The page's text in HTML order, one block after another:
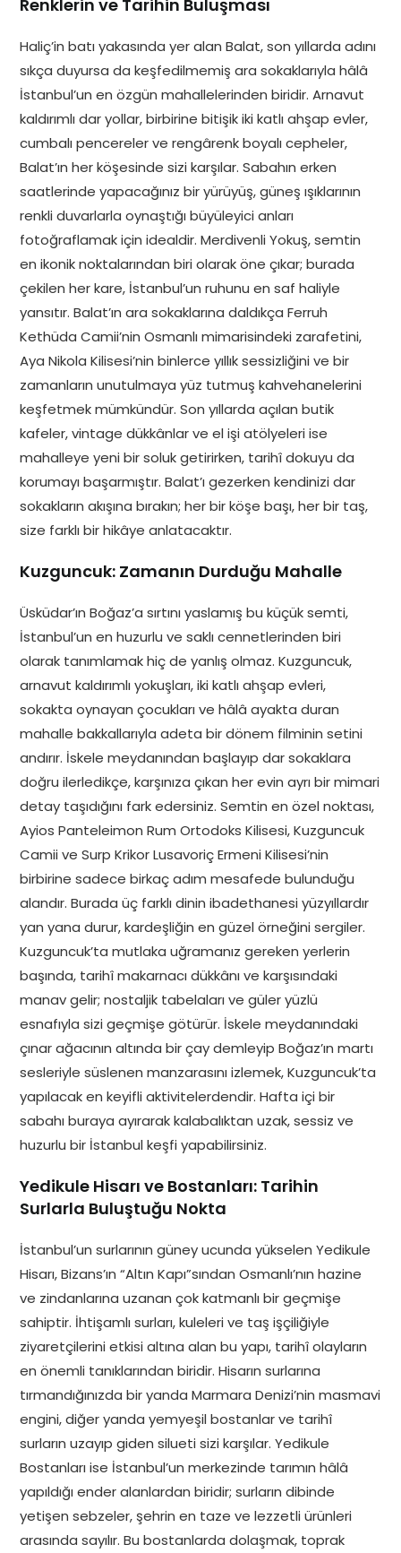
Renklerin ve Tarihin Buluşması
Haliç’in batı yakasında yer alan Balat, son yıllarda adını
sıkça duyursa da keşfedilmemiş ara sokaklarıyla hâlâ
İstanbul’un en özgün mahallelerinden biridir. Arnavut
kaldırımlı dar yollar, birbirine bitişik iki katlı ahşap evler,
cumbalı pencereler ve rengârenk boyalı cepheler,
Balat’ın her köşesinde sizi karşılar. Sabahın erken
saatlerinde yapacağınız bir yürüyüş, güneş ışıklarının
renkli duvarlarla oynaştığı büyüleyici anları
fotoğraflamak için idealdir. Merdivenli Yokuş, semtin
en ikonik noktalarından biri olarak öne çıkar; burada
çekilen her kare, İstanbul’un ruhunu en saf haliyle
yansıtır. Balat’ın ara sokaklarına daldıkça Ferruh
Kethüda Camii’nin Osmanlı mimarisindeki zarafetini,
Aya Nikola Kilisesi’nin binlerce yıllık sessizliğini ve bir
zamanların unutulmaya yüz tutmuş kahvehanelerini
keşfetmek mümkündür. Son yıllarda açılan butik
kafeler, vintage dükkânlar ve el işi atölyeleri ise
mahalleye yeni bir soluk getirirken, tarihî dokuyu da
korumayı başarmıştır. Balat’ı gezerken kendinizi dar
sokakların akışına bırakın; her bir köşe başı, her bir taş,
size farklı bir hikâye anlatacaktır.
Kuzguncuk: Zamanın Durduğu Mahalle
Üsküdar’ın Boğaz’a sırtını yaslamış bu küçük semti,
İstanbul’un en huzurlu ve saklı cennetlerinden biri
olarak tanımlamak hiç de yanlış olmaz. Kuzguncuk,
arnavut kaldırımlı yokuşları, iki katlı ahşap evleri,
sokakta oynayan çocukları ve hâlâ ayakta duran
mahalle bakkallarıyla adeta bir dönem filminin setini
andırır. İskele meydanından başlayıp dar sokaklara
doğru ilerledikçe, karşınıza çıkan her evin ayrı bir mimari
detay taşıdığını fark edersiniz. Semtin en özel noktası,
Ayios Panteleimon Rum Ortodoks Kilisesi, Kuzguncuk
Camii ve Surp Krikor Lusavoriç Ermeni Kilisesi’nin
birbirine sadece birkaç adım mesafede bulunduğu
alandır. Burada üç farklı dinin ibadethanesi yüzyıllardır
yan yana durur, kardeşliğin en güzel örneğini sergiler.
Kuzguncuk’ta mutlaka uğramanız gereken yerlerin
başında, tarihî makarnacı dükkânı ve karşısındaki
manav gelir; nostaljik tabelaları ve güler yüzlü
esnafıyla sizi geçmişe götürür. İskele meydanındaki
çınar ağacının altında bir çay demleyip Boğaz’ın martı
sesleriyle süslenen manzarasını izlemek, Kuzguncuk’ta
yapılacak en keyifli aktivitelerdendir. Hafta içi bir
sabahı buraya ayırarak kalabalıktan uzak, sessiz ve
huzurlu bir İstanbul keşfi yapabilirsiniz.
Yedikule Hisarı ve Bostanları: Tarihin
Surlarla Buluştuğu Nokta
İstanbul’un surlarının güney ucunda yükselen Yedikule
Hisarı, Bizans’ın “Altın Kapı”sından Osmanlı’nın hazine
ve zindanlarına uzanan çok katmanlı bir geçmişe
sahiptir. İhtişamlı surları, kuleleri ve taş işçiliğiyle
ziyaretçilerini etkisi altına alan bu yapı, tarihî olayların
en önemli tanıklarından biridir. Hisarın surlarına
tırmandığınızda bir yanda Marmara Denizi’nin masmavi
engini, diğer yanda yemyeşil bostanlar ve tarihî
surların uzayıp giden silueti sizi karşılar. Yedikule
Bostanları ise İstanbul’un merkezinde tarımın hâlâ
yapıldığı ender alanlardan biridir; surların dibinde
yetişen sebzeler, şehrin en taze ve lezzetli ürünleri
arasında sayılır. Bu bostanlarda dolaşmak, toprak